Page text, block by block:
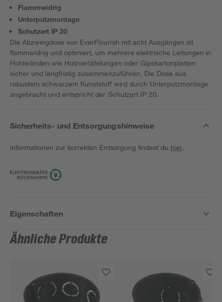
Flammwidrig
Unterputzmontage
Schutzart IP 20
Die Abzweigdose von EverFlourish mit acht Ausgängen ist
flammwidrig und optimiert, um mehrere elektrische Leitungen in
Hohlwänden wie Holzvertäfelungen oder Gipskartonplatten
sicher und langfristig zusammenzuführen. Die Dose aus
robustem schwarzem Kunststoff wird durch Unterputzmontage
angebracht und entspricht der Schutzart IP 20.
Sicherheits- und Entsorgungshinweise
Informationen zur korrekten Entsorgung findest du hier.
Eigenschaften
Ähnliche Produkte